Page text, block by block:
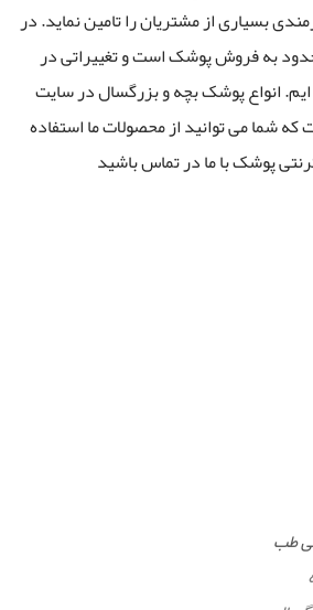
بسیاری از مشتریان را تامین نماید. در
به فروش پوشک است و تغییراتی در
ایم. انواع پوشک بچه و بزرگسال در سایت
شما می توانید از محصولات ما استفاده
پوشک با ما در تماس باشید
طب